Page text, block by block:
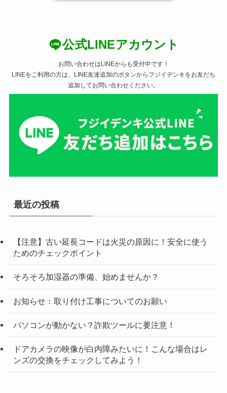
公式LINEアカウント
お問い合わせはLINEからも受付中です！
LINEをご利用の方は、LINE友達追加のボタンからフジイデンキをお友だち
追加してお問い合わせください。
最近の投稿
【注意】古い延長コードは火災の原因に！安全に使う
ためのチェックポイント
そろそろ加湿器の準備、始めませんか？
お知らせ：取り付け工事についてのお願い
パソコンが動かない？詐欺ツールに要注意！
ドアカメラの映像が白内障みたいに！こんな場合はレ
ンズの交換をチェックしてみよう！